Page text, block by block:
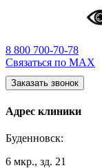
8 800 700-70-78
Связаться по MAX
Заказать звонок
Адрес клиники
Буденновск:
6 мкр., зд. 21